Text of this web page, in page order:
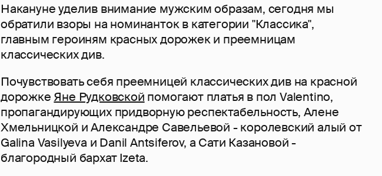
Накануне уделив внимание мужским образам, сегодня мы
обратили взоры на номинанток в категории "Классика",
главным героиням красных дорожек и преемницам
классических див.
Почувствовать себя преемницей классических див на красной
дорожке Яне Рудковской помогают платья в пол Valentinо,
пропагандирующих придворную респектабельность, Алене
Хмельницкой и Александре Савельевой - королевский алый от
Galina Vasilyeva и Danil Antsiferov, а Сати Казановой -
благородный бархат Izeta.